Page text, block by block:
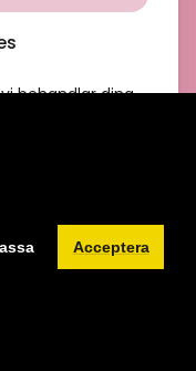
behandlar dina
|
Acceptera